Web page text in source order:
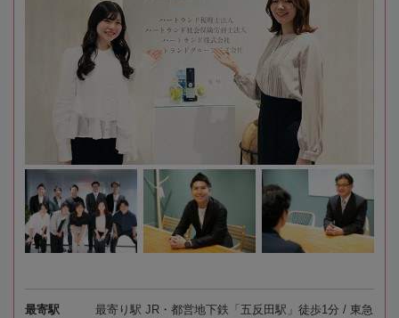
最寄駅
最寄り駅 JR・都営地下鉄「五反田駅」徒歩1分 / 東急